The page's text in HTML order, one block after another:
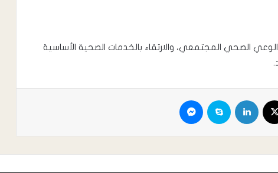
الصحي المجتمعي، والارتقاء بالخدمات الصحية الأساسية